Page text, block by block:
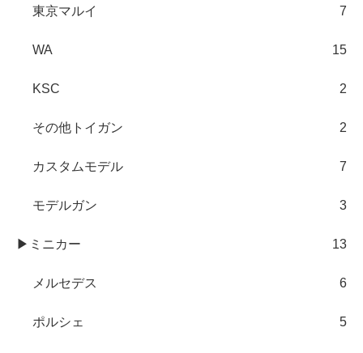
東京マルイ 7
WA 15
KSC 2
その他トイガン 2
カスタムモデル 7
モデルガン 3
▶ミニカー 13
メルセデス 6
ポルシェ 5